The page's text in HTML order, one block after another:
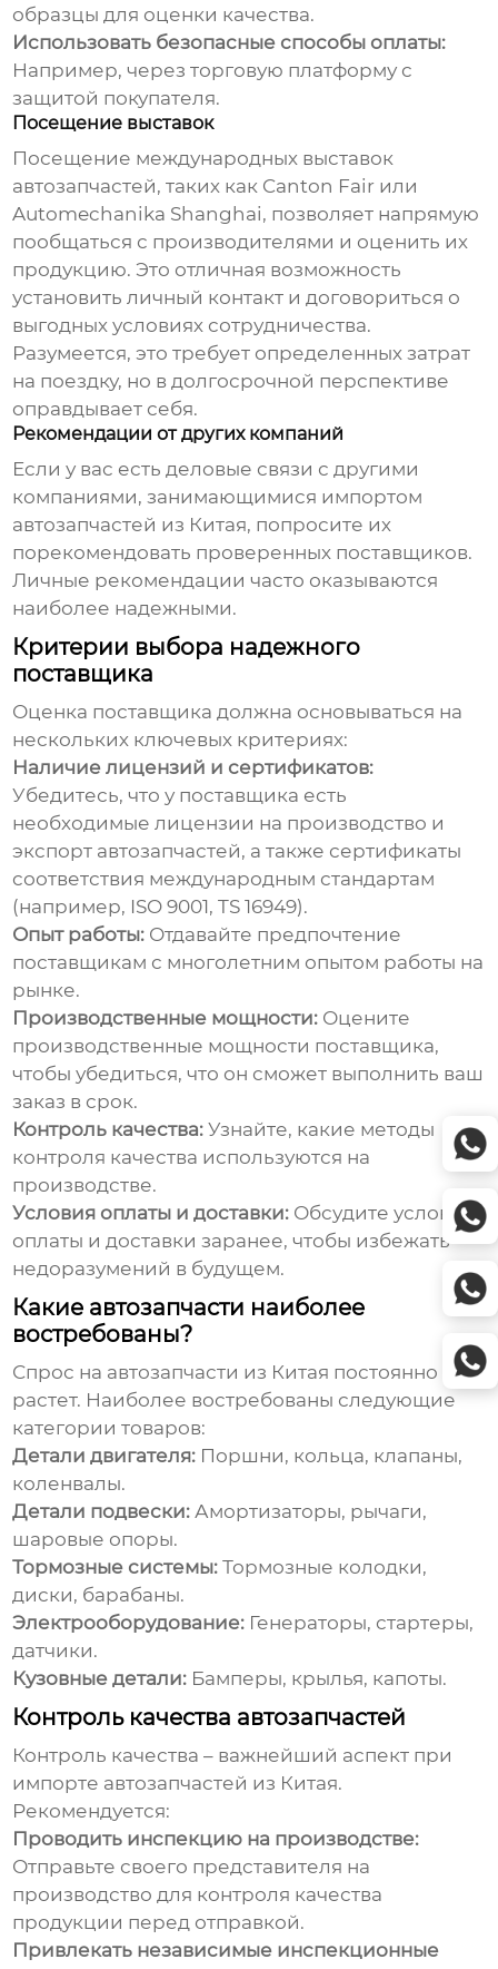
образцы для оценки качества.
Использовать безопасные способы оплаты:
Например, через торговую платформу с
защитой покупателя.
Посещение выставок
Посещение международных выставок
автозапчастей, таких как Canton Fair или
Automechanika Shanghai, позволяет напрямую
пообщаться с производителями и оценить их
продукцию. Это отличная возможность
установить личный контакт и договориться о
выгодных условиях сотрудничества.
Разумеется, это требует определенных затрат
на поездку, но в долгосрочной перспективе
оправдывает себя.
Рекомендации от других компаний
Если у вас есть деловые связи с другими
компаниями, занимающимися импортом
автозапчастей из Китая, попросите их
порекомендовать проверенных поставщиков.
Личные рекомендации часто оказываются
наиболее надежными.
Критерии выбора надежного
поставщика
Оценка поставщика должна основываться на
нескольких ключевых критериях:
Наличие лицензий и сертификатов:
Убедитесь, что у поставщика есть
необходимые лицензии на производство и
экспорт автозапчастей, а также сертификаты
соответствия международным стандартам
(например, ISO 9001, TS 16949).
Опыт работы: Отдавайте предпочтение
поставщикам с многолетним опытом работы на
рынке.
Производственные мощности: Оцените
производственные мощности поставщика,
чтобы убедиться, что он сможет выполнить ваш
заказ в срок.
Контроль качества: Узнайте, какие методы
контроля качества используются на
производстве.
Условия оплаты и доставки: Обсудите условия
оплаты и доставки заранее, чтобы избежать
недоразумений в будущем.
Какие автозапчасти наиболее
востребованы?
Спрос на автозапчасти из Китая постоянно
растет. Наиболее востребованы следующие
категории товаров:
Детали двигателя: Поршни, кольца, клапаны,
коленвалы.
Детали подвески: Амортизаторы, рычаги,
шаровые опоры.
Тормозные системы: Тормозные колодки,
диски, барабаны.
Электрооборудование: Генераторы, стартеры,
датчики.
Кузовные детали: Бамперы, крылья, капоты.
Контроль качества автозапчастей
Контроль качества – важнейший аспект при
импорте автозапчастей из Китая.
Рекомендуется:
Проводить инспекцию на производстве:
Отправьте своего представителя на
производство для контроля качества
продукции перед отправкой.
Привлекать независимые инспекционные